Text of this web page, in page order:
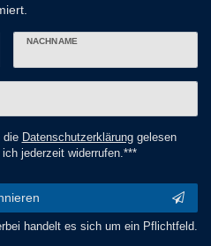
NACHNAME
die Daten­schutz­erklärunggelesen
jederzeit widerrufen.***
handelt es sich um ein Pflichtfeld.